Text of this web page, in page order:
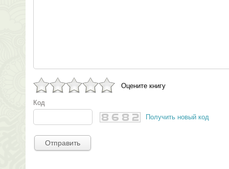
Оцените книгу
Код
Получить новый код
Отправить